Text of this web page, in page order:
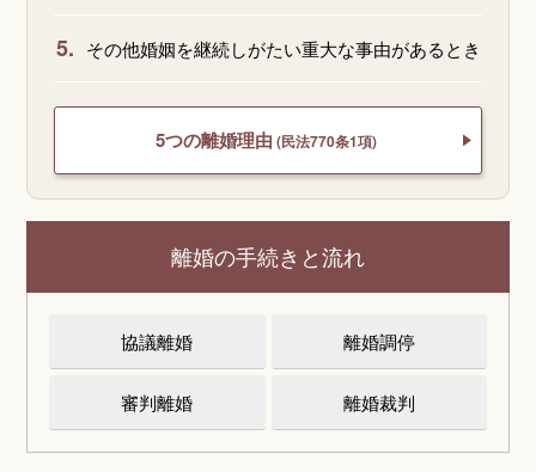
5. その他婚姻を継続しがたい重大な事由があるとき
5つの離婚理由 (民法770条1項)
離婚の手続きと流れ
協議離婚 離婚調停
審判離婚 離婚裁判